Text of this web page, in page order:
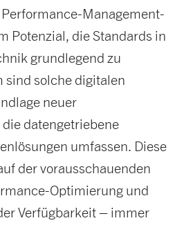
Management-
Potenzial, die Standards in
grundlegend zu
sind solche digitalen
neuer
datengetriebene
umfassen. Diese
der vorausschauenden
Optimierung und
Verfügbarkeit – immer